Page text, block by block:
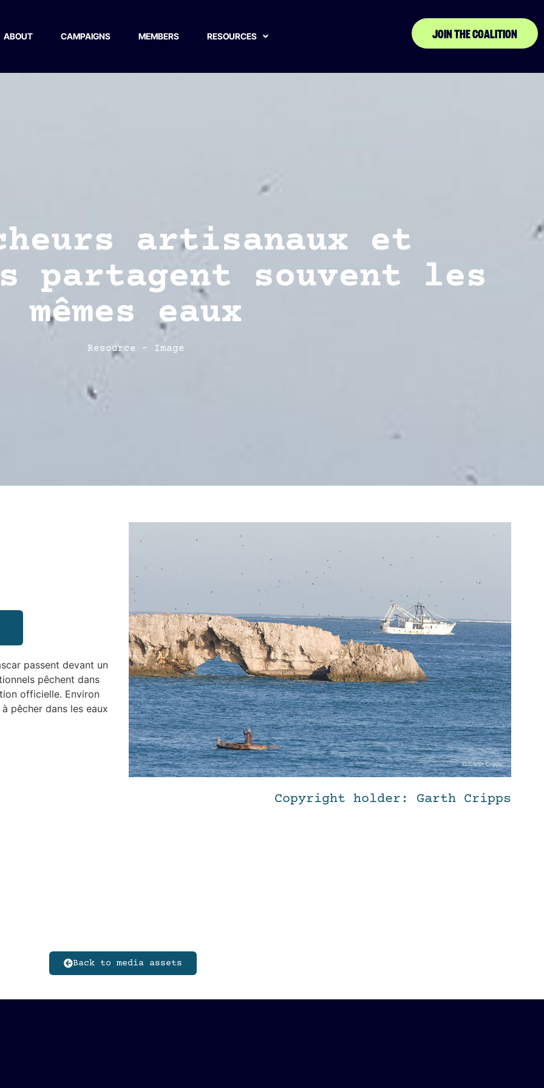
ABOUT CAMPAIGNS MEMBERS RESOURCES JOIN THE COALITION
artisanaux et
partagent souvent les
mêmes eaux
Resource - Image
passent devant un
pêchent dans
officielle. Environ
pêcher dans les eaux
Copyright holder: Garth Cripps
Back to media assets